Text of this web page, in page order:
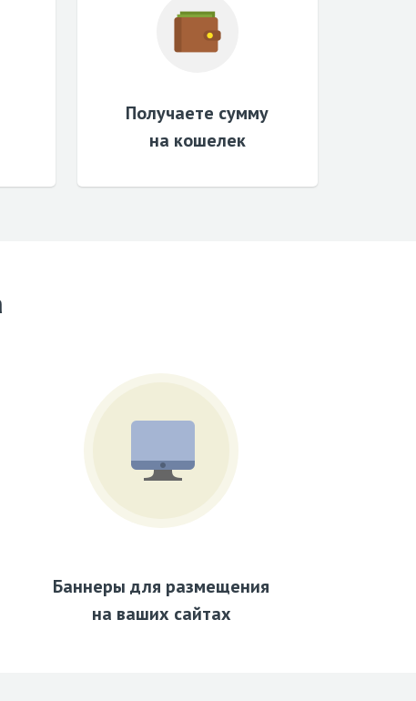
Получаете сумму
на кошелек
Баннеры для размещения
на ваших сайтах